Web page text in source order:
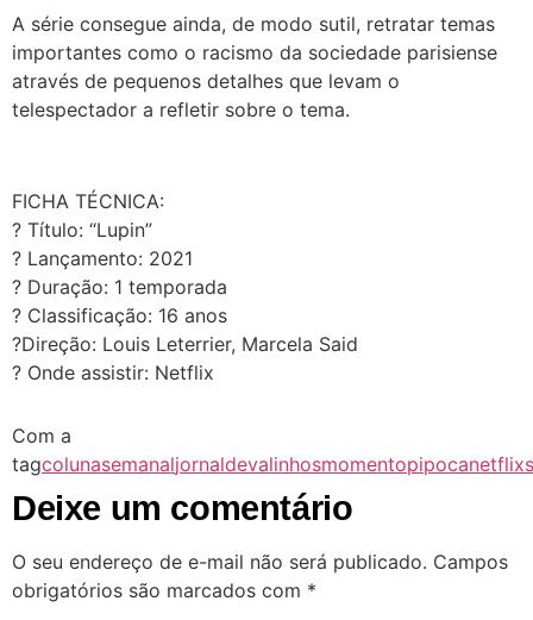
A série consegue ainda, de modo sutil, retratar temas
importantes como o racismo da sociedade parisiense
através de pequenos detalhes que levam o
telespectador a refletir sobre o tema.
FICHA TÉCNICA:
? Título: “Lupin”
? Lançamento: 2021
? Duração: 1 temporada
? Classificação: 16 anos
?Direção: Louis Leterrier, Marcela Said
? Onde assistir: Netflix
Com a
tagcolunasemanaljornaldevalinhosmomentopipocanetflix
Deixe um comentário
O seu endereço de e-mail não será publicado. Campos
obrigatórios são marcados com *